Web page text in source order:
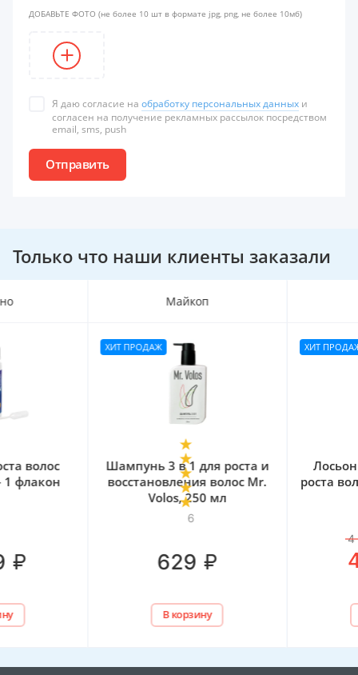
ДОБАВЬТЕ ФОТО (не более 10 шт в формате jpg, png, не более 10мб)
Я даю согласие на обработку персональных данных и
согласен на получение рекламных рассылок посредством
email, sms, push
Отправить
Только что наши клиенты заказали
Шампунь 3 в 1 для роста и
восстановления волос Mr.
Volos, 250 мл
Лосьон для
роста волос Mr. Volos
%
₽